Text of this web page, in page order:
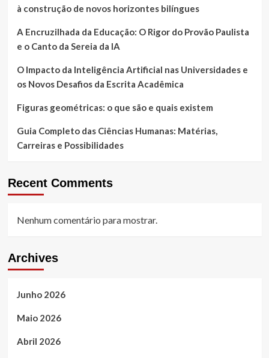
à construção de novos horizontes bilíngues
A Encruzilhada da Educação: O Rigor do Provão Paulista
e o Canto da Sereia da IA
O Impacto da Inteligência Artificial nas Universidades e
os Novos Desafios da Escrita Acadêmica
Figuras geométricas: o que são e quais existem
Guia Completo das Ciências Humanas: Matérias,
Carreiras e Possibilidades
Recent Comments
Nenhum comentário para mostrar.
Archives
Junho 2026
Maio 2026
Abril 2026